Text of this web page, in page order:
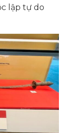
lập tự do